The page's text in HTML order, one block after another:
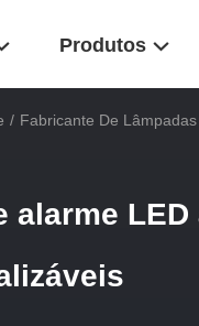
Produtos
/ Fabricante De
alarme LED